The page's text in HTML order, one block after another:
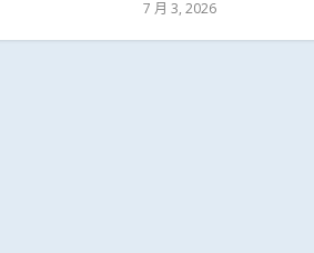
7 月 3, 2026